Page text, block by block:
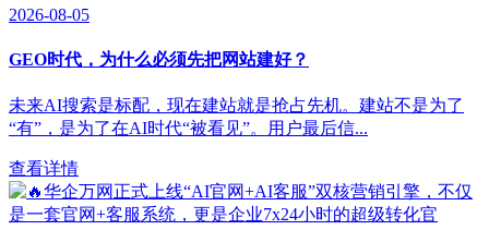
2026-08-05
GEO时代，为什么必须先把网站建好？
未来AI搜索是标配，现在建站就是抢占先机。建站不是为了
“有”，是为了在AI时代“被看见”。用户最后信...
查看详情